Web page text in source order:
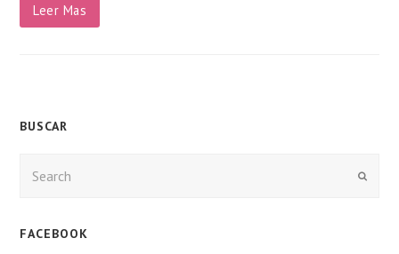
Leer Mas
BUSCAR
Enviar
FACEBOOK